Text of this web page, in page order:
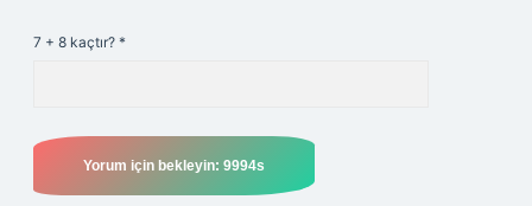
7 + 8 kaçtır? *